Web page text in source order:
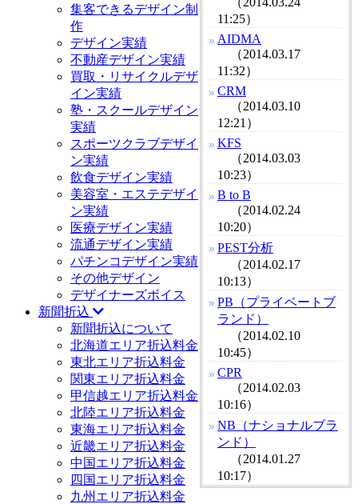
11:25）
AIDMA
（2014.03.17
11:32）
CRM
（2014.03.10
12:21）
KFS
（2014.03.03
10:23）
B to B
（2014.02.24
10:20）
PEST分析
（2014.02.17
10:13）
PB（プライベートブ
ランド）
（2014.02.10
10:45）
CPR
（2014.02.03
10:16）
NB（ナショナルブラ
ンド）
（2014.01.27
10:17）
集客できるデザイン制
作
デザイン実績
不動産デザイン実績
買取・リサイクルデザ
イン実績
塾・スクールデザイン
実績
スポーツクラブデザイ
ン実績
飲食デザイン実績
美容室・エステデザイ
ン実績
医療デザイン実績
流通デザイン実績
パチンコデザイン実績
その他デザイン
デザイナーズボイス
新聞折込
新聞折込について
北海道エリア折込料金
東北エリア折込料金
関東エリア折込料金
甲信越エリア折込料金
北陸エリア折込料金
東海エリア折込料金
近畿エリア折込料金
中国エリア折込料金
四国エリア折込料金
九州エリア折込料金